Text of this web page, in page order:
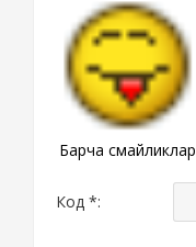
Барча смайликлар
Код *: